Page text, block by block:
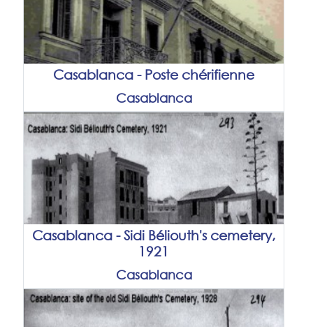
Casablanca - Poste chérifienne
Casablanca
Casablanca - Sidi Béliouth's cemetery,
1921
Casablanca